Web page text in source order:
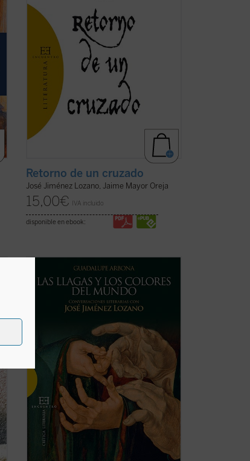
Retorno de un cruzado
José Jiménez Lozano, Jaime Mayor Oreja
15,00€ IVA incluido
disponible en ebook:
Digamos que como un retazo de vida
humana con el que me encuentro, y en el
que me siento involucrado. Lo que he
acontece a mí también. Si lo cuento como
debe ser, ...(ver ficha)